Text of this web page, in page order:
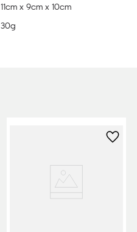
11cm x9cm x10cm
30g